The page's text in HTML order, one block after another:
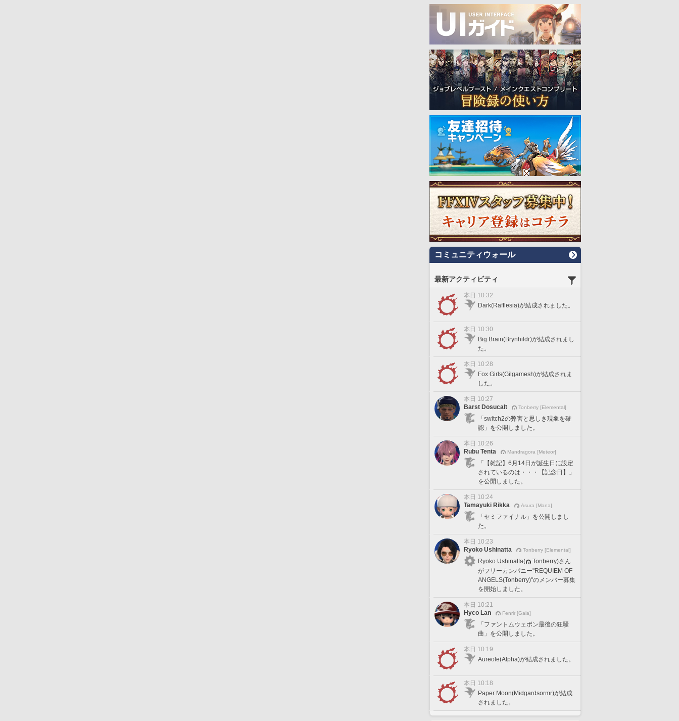
コミュニティウォール
最新アクティビティ
本日 10:32
Dark(Rafflesia)が結成されました。
本日 10:30
Big Brain(Brynhildr)が結成されまし
た。
本日 10:28
Fox Girls(Gilgamesh)が結成されま
した。
本日 10:27
Barst Dosucalt
Tonberry [Elemental]
「switch2の弊害と思しき現象を確
認」を公開しました。
本日 10:26
Rubu Tenta
Mandragora [Meteor]
「【雑記】6月14日が誕生日に設定
されているのは・・・【記念日】」
を公開しました。
本日 10:24
Tamayuki Rikka
Asura [Mana]
「セミファイナル」を公開しまし
た。
本日 10:23
Ryoko Ushinatta
Tonberry [Elemental]
Ryoko Ushinatta(
Tonberry)さん
がフリーカンパニー"REQUIEM OF
ANGELS(Tonberry)"のメンバー募集
を開始しました。
本日 10:21
Hyco Lan
Fenrir [Gaia]
「ファントムウェポン最後の狂騒
曲」を公開しました。
本日 10:19
Aureole(Alpha)が結成されました。
本日 10:18
Paper Moon(Midgardsormr)が結成
されました。